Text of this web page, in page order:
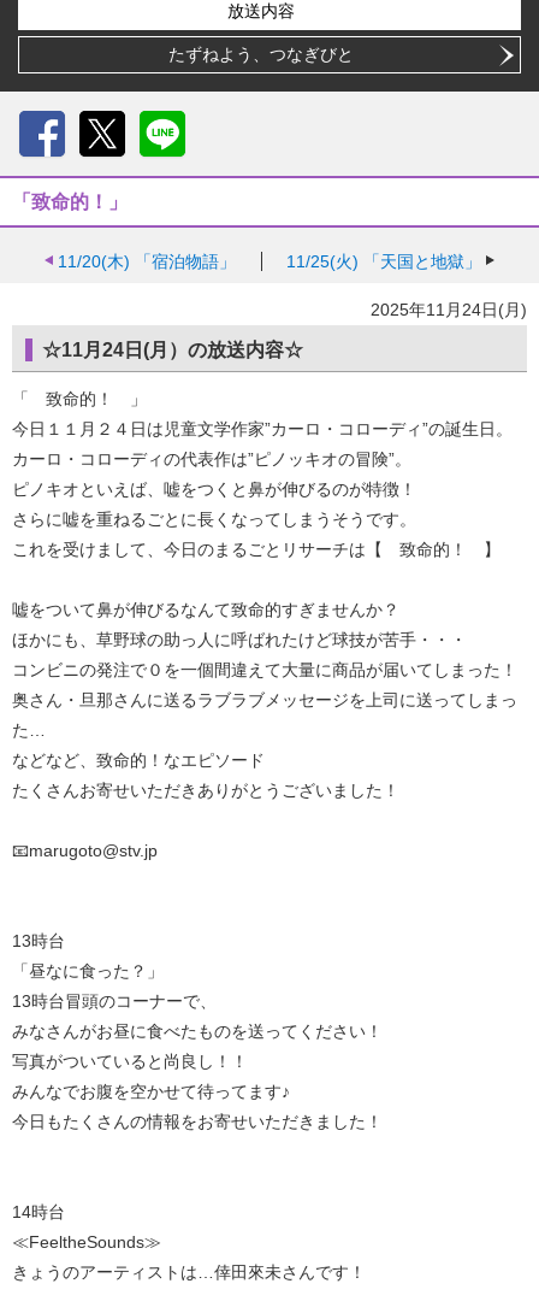
放送内容
たずねよう、つなぎびと
「致命的！」
11/20(木) 「宿泊物語」 11/25(火) 「天国と地獄」
2025年11月24日(月)
☆11月24日(月）の放送内容☆
「 致命的！ 」
今日１１月２４日は児童文学作家”カーロ・コローディ”の誕生日。
カーロ・コローディの代表作は”ピノッキオの冒険”。
ピノキオといえば、嘘をつくと鼻が伸びるのが特徴！
さらに嘘を重ねるごとに長くなってしまうそうです。
これを受けまして、今日のまるごとリサーチは【 致命的！ 】
嘘をついて鼻が伸びるなんて致命的すぎませんか？
ほかにも、草野球の助っ人に呼ばれたけど球技が苦手・・・
コンビニの発注で０を一個間違えて大量に商品が届いてしまった！
奥さん・旦那さんに送るラブラブメッセージを上司に送ってしまっ
た…
などなど、致命的！なエピソード
たくさんお寄せいただきありがとうございました！
📧marugoto@stv.jp
13時台
「昼なに食った？」
13時台冒頭のコーナーで、
みなさんがお昼に食べたものを送ってください！
写真がついていると尚良し！！
みんなでお腹を空かせて待ってます♪
今日もたくさんの情報をお寄せいただきました！
14時台
≪FeeltheSounds≫
きょうのアーティストは…倖田來未さんです！